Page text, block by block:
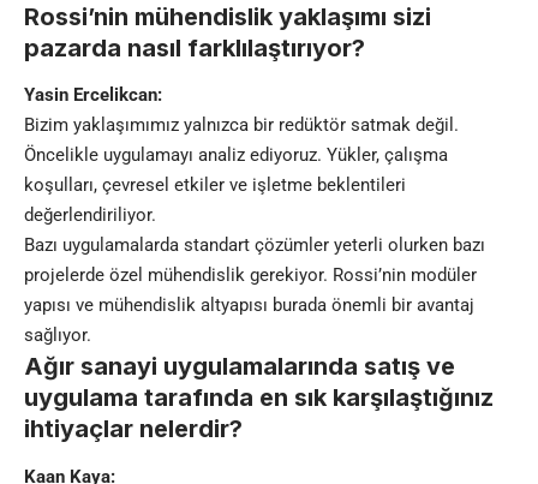
Rossi’nin mühendislik yaklaşımı sizi
pazarda nasıl farklılaştırıyor?
Yasin Ercelikcan:
Bizim yaklaşımımız yalnızca bir redüktör satmak değil.
Öncelikle uygulamayı analiz ediyoruz. Yükler, çalışma
koşulları, çevresel etkiler ve işletme beklentileri
değerlendiriliyor.
Bazı uygulamalarda standart çözümler yeterli olurken bazı
projelerde özel mühendislik gerekiyor. Rossi’nin modüler
yapısı ve mühendislik altyapısı burada önemli bir avantaj
sağlıyor.
Ağır sanayi uygulamalarında satış ve
uygulama tarafında en sık karşılaştığınız
ihtiyaçlar nelerdir?
Kaan Kaya: